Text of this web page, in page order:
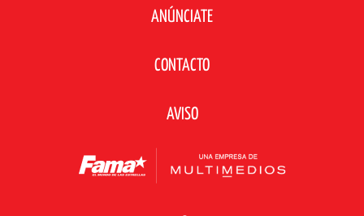
ANÚNCIATE
CONTACTO
AVISO